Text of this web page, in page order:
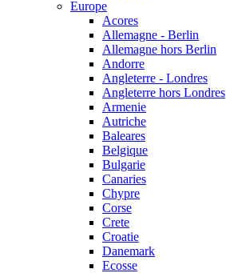
Europe
Acores
Allemagne - Berlin
Allemagne hors Berlin
Andorre
Angleterre - Londres
Angleterre hors Londres
Armenie
Autriche
Baleares
Belgique
Bulgarie
Canaries
Chypre
Corse
Crete
Croatie
Danemark
Ecosse